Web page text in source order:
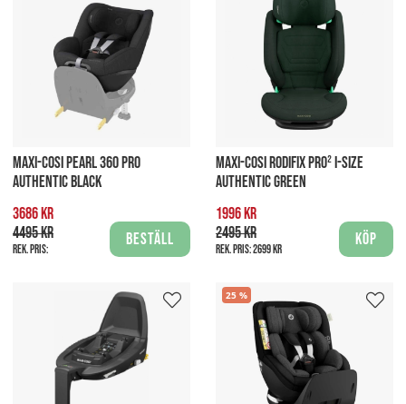
MAXI-COSI PEARL 360 PRO
AUTHENTIC BLACK
3686 kr
4495 kr
Rek. pris:
Beställ
MAXI-COSI RODIFIX PRO² I-SIZE
AUTHENTIC GREEN
1996 kr
2495 kr
Rek. pris:2699 kr
Köp
25